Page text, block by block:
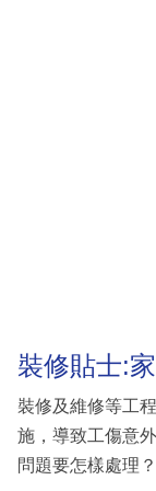
裝修貼士:
裝修及維修等工
施，導致工傷意
問題要怎樣處理？